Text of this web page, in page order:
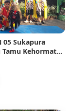
05 Sukapura
Kehormatan